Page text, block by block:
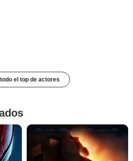
el top de actores